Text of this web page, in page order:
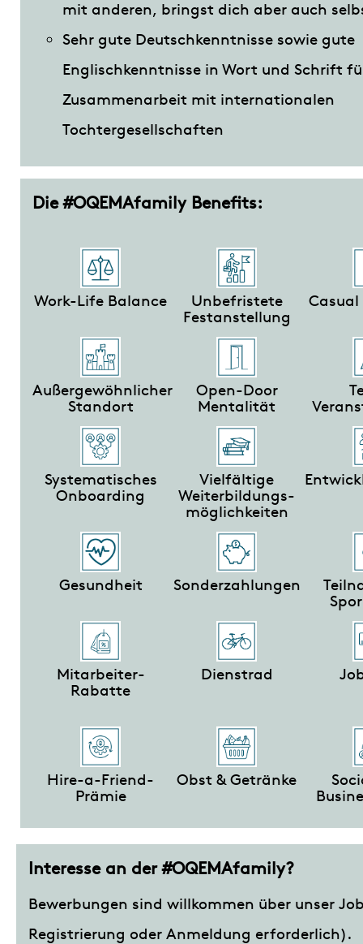
mit anderen, bringst dich aber auch
Sehr gute Deutschkenntnisse sowie gute
Englischkenntnisse in Wort und Schrift
Zusammenarbeit mit internationalen
Tochtergesellschaften
Die #OQEMAfamily Benefits:
Work-Life Balance
Unbefristete
Festanstellung
Casual
Außergewöhnlicher
Standort
Open-Door
Mentalität
Systematisches
Onboarding
Vielfältige
Weiterbildungs-
möglichkeiten
Gesundheit Sonderzahlungen
Mitarbeiter-
Rabatte
Dienstrad
Hire-a-Friend-
Prämie
Obst & Getränke
Interesse an der #OQEMAfamily?
Bewerbungen sind willkommen über unser
Registrierung oder Anmeldung erforderlich).